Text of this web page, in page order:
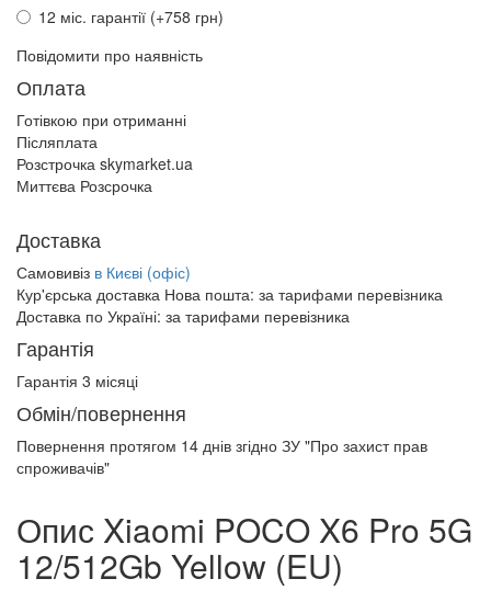
12 міс. гарантії (+758 грн)
Повідомити про наявність
Оплата
Готівкою при отриманні
Післяплата
Розстрочка skymarket.ua
Миттєва Розсрочка
Доставка
Самовивіз в Києві (офіс)
Кур'єрська доставка Нова пошта: за тарифами перевізника
Доставка по Україні: за тарифами перевізника
Гарантія
Гарантія 3 місяці
Обмін/повернення
Повернення протягом 14 днів згідно ЗУ "Про захист прав
спроживачів"
Опис Xiaomi POCO X6 Pro 5G
12/512Gb Yellow (EU)